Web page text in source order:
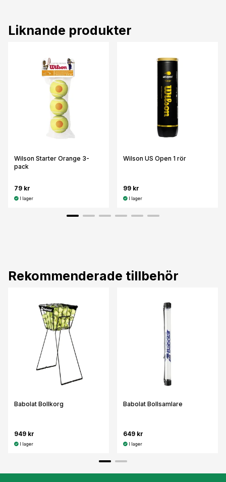
Liknande produkter
Wilson Starter Orange 3-
pack
79 kr
I lager
Wilson US Open 1 rör
99 kr
I lager
Rekommenderade tillbehör
Babolat Bollkorg
949 kr
I lager
Babolat Bollsamlare
649 kr
I lager